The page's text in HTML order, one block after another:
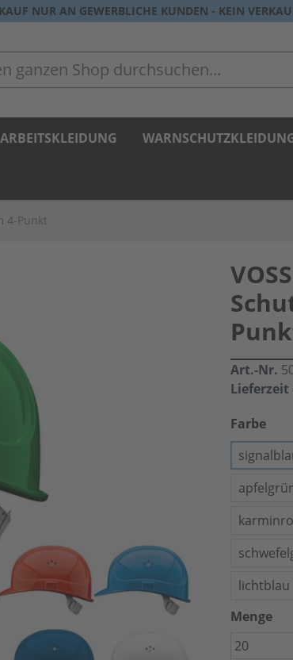
NUR AN GEWERBLICHE KUNDEN - KEIN
Shop durchsuchen...
ARBEITSKLEIDUNG
4-Punkt
Art.-Nr.
Lieferzeit
Farbe
lichtblau
Menge